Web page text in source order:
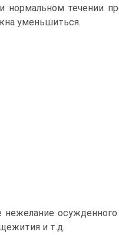
течении
уменьшиться.
и т.д.